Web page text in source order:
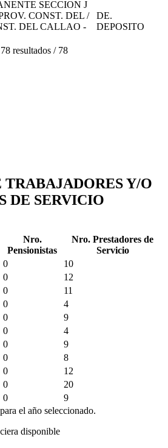
SECCION J
CONST. DEL /
DEL CALLAO -
DE.
DEPOSITO
78 resultados / 78
Y/O
DE SERVICIO
Nro.
Pensionistas
Nro. Prestadores de
Servicio
0
10
0
12
0
11
0
4
0
9
0
4
0
9
0
8
0
12
0
20
0
9
el año seleccionado.
disponible